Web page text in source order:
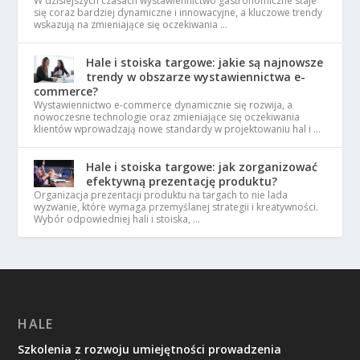
się coraz bardziej dynamiczne i innowacyjne, a kluczowe trendy
wskazują na zmieniające się oczekiwania …
Hale i stoiska targowe: jakie są najnowsze
trendy w obszarze wystawiennictwa e-
commerce?
Wystawiennictwo e-commerce dynamicznie się rozwija, a
nowoczesne technologie oraz zmieniające się oczekiwania
klientów wprowadzają nowe standardy w projektowaniu hal i …
Hale i stoiska targowe: jak zorganizować
efektywną prezentację produktu?
Organizacja prezentacji produktu na targach to nie lada
wyzwanie, które wymaga przemyślanej strategii i kreatywności.
Wybór odpowiedniej hali i stoiska, …
HALE
Szkolenia z rozwoju umiejętności prowadzenia